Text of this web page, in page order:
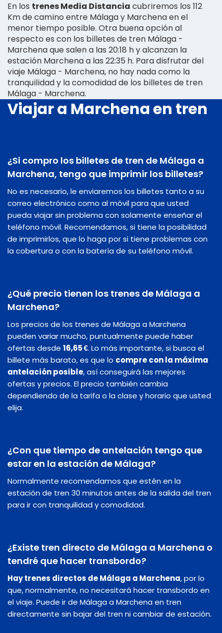
En los trenes Media Distancia cubriremos los 112
Km de camino entre Málaga y Marchena en el
menor tiempo posible. Otra buena opción al
respecto es con los billetes de tren Málaga -
Marchena que salen a las 20:18 h y alcanzan la
estación Marchena a las 22:35 h. Para disfrutar del
viaje Málaga - Marchena, no hay nada como la
tranquilidad y la comodidad de los billetes de tren
Málaga - Marchena.
Viajar a Marchena en tren
¿Si compro los billetes de tren de Málaga a
Marchena, tengo que imprimir los billetes?
No es necesario, le enviaremos los billetes tanto a su
correo electrónico como al móvil para que usted
pueda viajar sin problema con solamente enseñar el
teléfono móvil. Recomendamos, si tiene la posibilidad
de imprimirlos, que lo haga por si tiene problemas con
la cobertura o con la batería de su teléfono móvil.
¿Qué precio tienen los trenes de Málaga a
Marchena?
Los precios de los trenes de Málaga a Marchena
pueden variar mucho, puntualmente puede haber
ofertas desde 16,65 €. Lo más importante, si busca el
billete más barato, es que lo compre con la máxima
antelación posible, así conseguirá las mejores
ofertas y precios. El precio también cambia
dependiendo de la tarifa o la clase y horario que usted
elija.
¿Con que tiempo de antelación tengo que
estar en la estación de Málaga?
Normalmente recomendamos que estén en la
estación de tren 30 minutos antes de la salida del tren
para ir con tranquilidad y comodidad.
¿Existe tren directo de Málaga a Marchena o
tendré que hacer transbordo?
Hay trenes directos de Málaga a Marchena, por lo
que, normalmente, no necesitará hacer transbordo en
el viaje. Puede ir de Málaga a Marchena en tren
directamente sin bajar del tren ni cambiar de estación.